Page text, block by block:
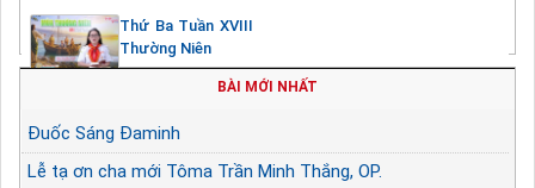
Thứ Ba Tuần XVIII
Thường Niên
BÀI MỚI NHẤT
Đuốc Sáng Đaminh
Lễ tạ ơn cha mới Tôma Trần Minh Thắng, OP.